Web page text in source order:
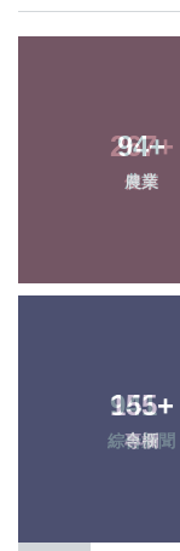
94+
農業
155+
專欄